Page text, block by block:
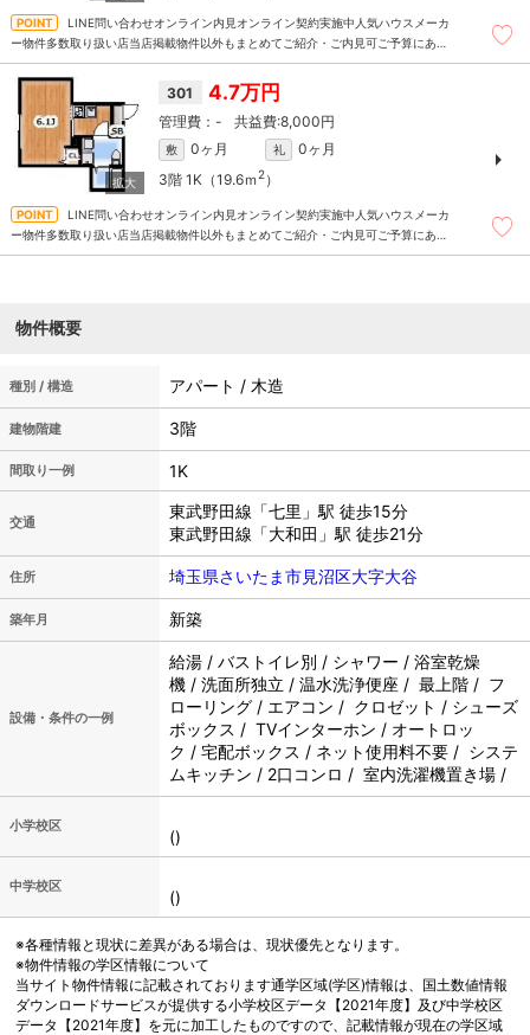
LINE問い合わせオンライン内見オンライン契約実施中人気ハウスメーカ
ー物件多数取り扱い店当店掲載物件以外もまとめてご紹介・ご内見可ご予算にあっ
301 4.7万円
- 8,000円
敷 0ヶ月 礼
0ヶ月
3階 1K（19.6ｍ 2）
LINE問い合わせオンライン内見オンライン契約実施中人気ハウスメーカ
ー物件多数取り扱い店当店掲載物件以外もまとめてご紹介・ご内見可ご予算にあっ
物件概要
種別 / 構造 アパート / 木造
建物階建 3階
間取り一例 1K
交通
東武野田線「七里」駅 徒歩15分
東武野田線「大和田」駅 徒歩21分
住所 埼玉県さいたま市見沼区大字大谷
築年月 新築
設備・条件の一例
給湯 / バストイレ別 / シャワー / 浴室乾燥
機 / 洗面所独立 / 温水洗浄便座 / 最上階 / フ
ローリング / エアコン / クロゼット / シューズ
ボックス / TVインターホン / オートロッ
ク / 宅配ボックス / ネット使用料不要 / システ
ムキッチン / 2口コンロ / 室内洗濯機置き場 /
小学校区
()
中学校区
()
※各種情報と現状に差異がある場合は、現状優先となります。
※物件情報の学区情報について
当サイト物件情報に記載されております通学区域(学区)情報は、国土数値情報
ダウンロードサービスが提供する小学校区データ【2021年度】及び中学校区
データ【2021年度】を元に加工したものですので、記載情報が現在の学区域